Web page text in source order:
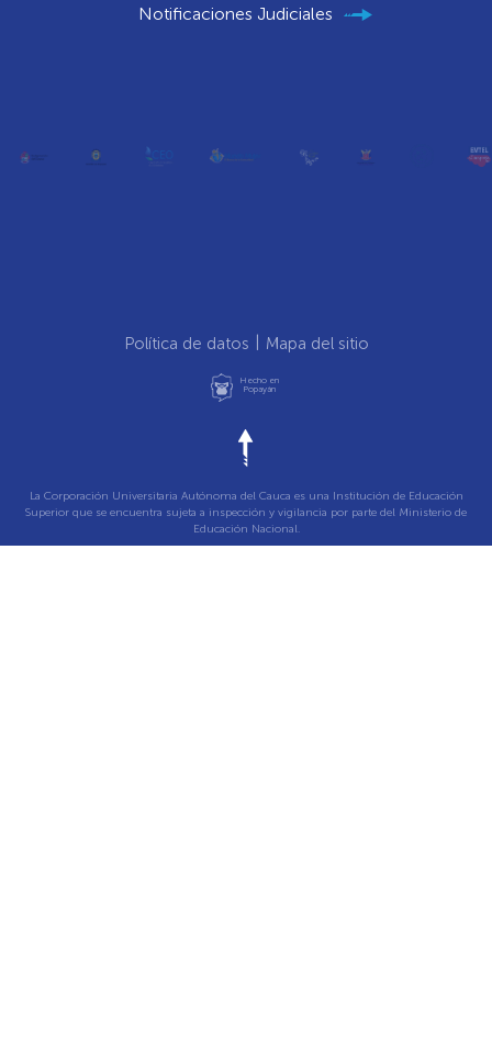
Notificaciones Judiciales
Política de datos Mapa del sitio
Hecho en
Popayán
La Corporación Universitaria Autónoma del Cauca es una Institución de Educación
Superior que se encuentra sujeta a inspección y vigilancia por parte del Ministerio de
Educación Nacional.